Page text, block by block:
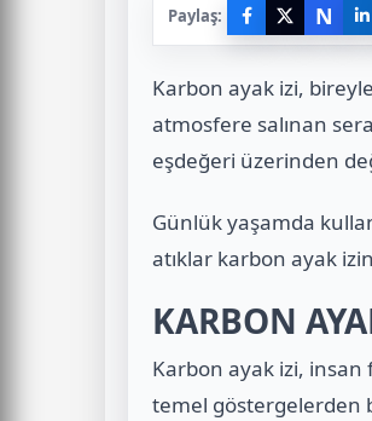
Paylaş: N
Karbon ayak izi,
atmosfere salınan
eşdeğeri üzerinden
Günlük yaşamda
atıklar karbon ayak
KARBON
Karbon ayak izi,
temel göstergelerden